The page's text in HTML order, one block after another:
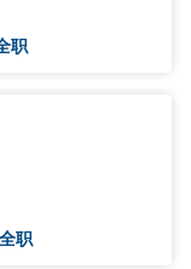
职
职